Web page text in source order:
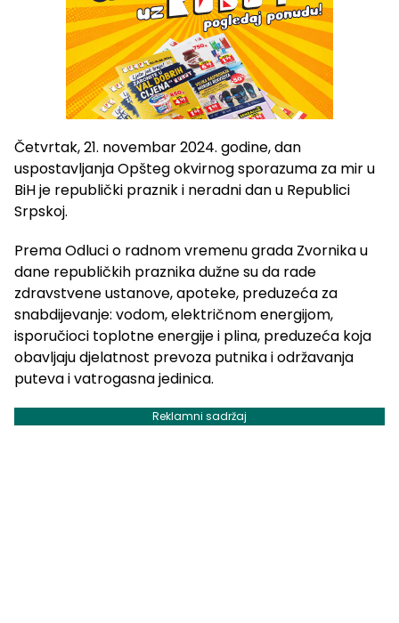
Četvrtak, 21. novembar 2024. godine, dan
uspostavljanja Opšteg okvirnog sporazuma za mir u
BiH je republički praznik i neradni dan u Republici
Srpskoj.
Prema Odluci o radnom vremenu grada Zvornika u
dane republičkih praznika dužne su da rade
zdravstvene ustanove, apoteke, preduzeća za
snabdijevanje: vodom, električnom energijom,
isporučioci toplotne energije i plina, preduzeća koja
obavljaju djelatnost prevoza putnika i održavanja
puteva i vatrogasna jedinica.
Reklamni sadržaj